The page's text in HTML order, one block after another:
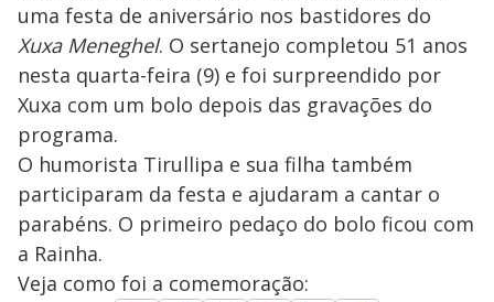
uma festa de aniversário nos bastidores do
Xuxa Meneghel. O sertanejo completou 51 anos
nesta quarta-feira (9) e foi surpreendido por
Xuxa com um bolo depois das gravações do
programa.
O humorista Tirullipa e sua filha também
participaram da festa e ajudaram a cantar o
parabéns. O primeiro pedaço do bolo ficou com
a Rainha.
Veja como foi a comemoração: